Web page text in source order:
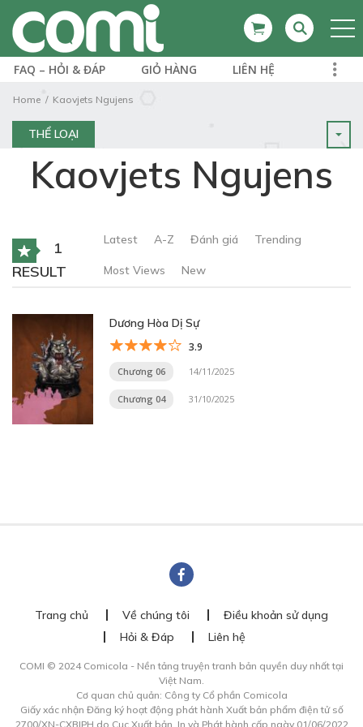
FAQ – HỎI & ĐÁP GIỎ HÀNG LIÊN HỆ
Home Kaovjets Ngujens
THỂ LOẠI
Kaovjets Ngujens
1
RESULT
Latest A-Z Đánh giá Trending
Most Views New
Dương Hòa Dị Sự
3.9
Chương 06 14/11/2025
Chương 04 31/10/2025
Trang chủ Về chúng tôi
Điều khoản sử dụng
Hỏi & Đáp
Liên hệ
COMI © 2024 Comicola - Nền tảng truyện tranh bản quyền duy nhất tại
Việt Nam.
Cơ quan chủ quản: Công ty Cổ phần Comicola
Giấy xác nhận Đăng ký hoạt động phát hành Xuất bản phẩm điện tử số
2700/XN-CXBIPH do Cục Xuất bản, In và Phát hành cấp ngày 01/06/2022